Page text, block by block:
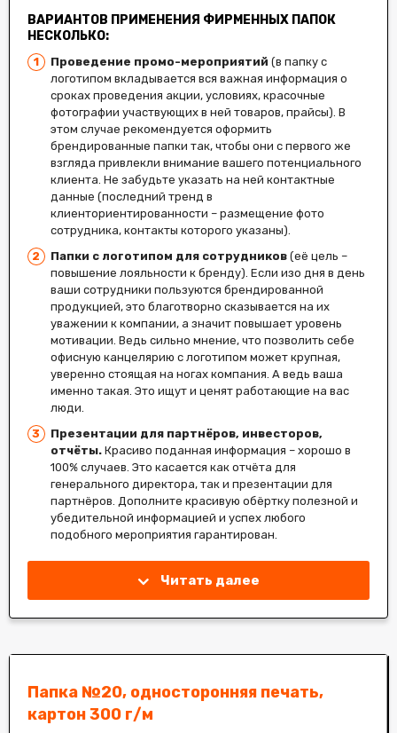
ВАРИАНТОВ ПРИМЕНЕНИЯ ФИРМЕННЫХ ПАПОК
НЕСКОЛЬКО:
Проведение промо-мероприятий (в папку с
логотипом вкладывается вся важная информация о
сроках проведения акции, условиях, красочные
фотографии участвующих в ней товаров, прайсы). В
этом случае рекомендуется оформить
брендированные папки так, чтобы они с первого же
взгляда привлекли внимание вашего потенциального
клиента. Не забудьте указать на ней контактные
данные (последний тренд в
клиенториентированности – размещение фото
сотрудника, контакты которого указаны).
Папки с логотипом для сотрудников (её цель –
повышение лояльности к бренду). Если изо дня в день
ваши сотрудники пользуются брендированной
продукцией, это благотворно сказывается на их
уважении к компании, а значит повышает уровень
мотивации. Ведь сильно мнение, что позволить себе
офисную канцелярию с логотипом может крупная,
уверенно стоящая на ногах компания. А ведь ваша
именно такая. Это ищут и ценят работающие на вас
люди.
Презентации для партнёров, инвесторов,
отчёты. Красиво поданная информация – хорошо в
100% случаев. Это касается как отчёта для
генерального директора, так и презентации для
партнёров. Дополните красивую обёртку полезной и
убедительной информацией и успех любого
подобного мероприятия гарантирован.
Читать далее
Папка №20, односторонняя печать,
картон 300 г/м